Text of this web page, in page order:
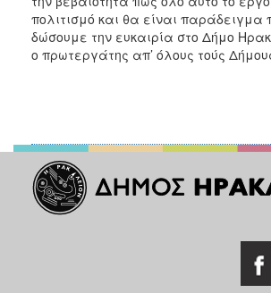
πολιτισμό και θα είναι παράδειγμα
δώσουμε την ευκαιρία στο Δήμο
ο πρωτεργάτης απ’ όλους τούς